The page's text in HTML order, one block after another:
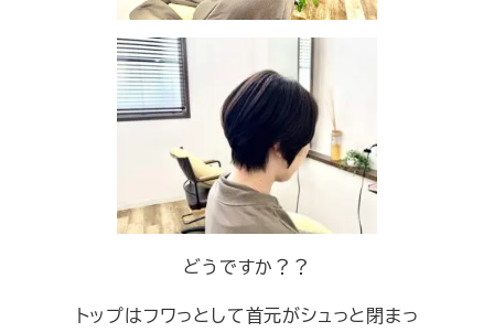
どうですか？？
トップはフワっとして首元がシュっと閉まっ